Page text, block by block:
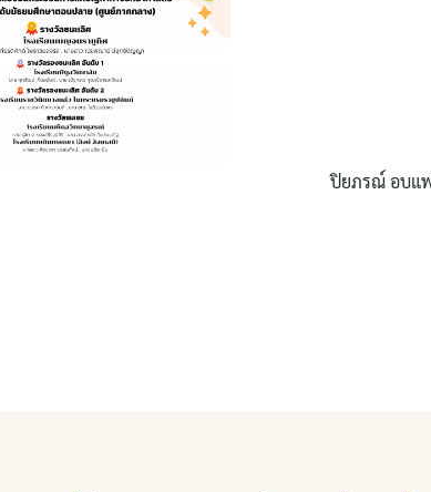
ปิยภรณ์ อบแ